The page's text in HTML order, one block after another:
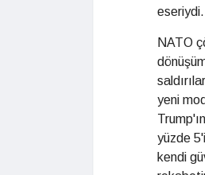
eseriydi.
NATO
yeni
yüzde
kendi